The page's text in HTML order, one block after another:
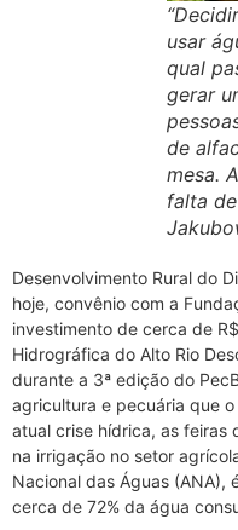
usar
qual
gerar
de
mesa.
falta
Desenvolvimento Rural do
hoje, convênio com a
investimento de cerca de
Hidrográfica do Alto Rio
durante a 3ª edição do
agricultura e pecuária que
atual crise hídrica, as feiras
na irrigação no setor
Nacional das Águas (ANA),
cerca de 72% da água